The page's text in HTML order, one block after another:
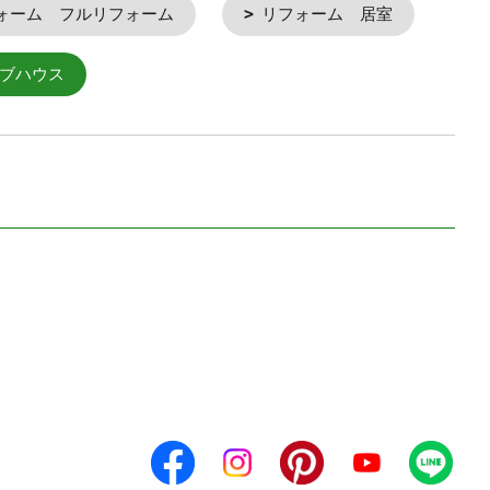
ーム フルリフォーム リフォーム 居室
ハウス